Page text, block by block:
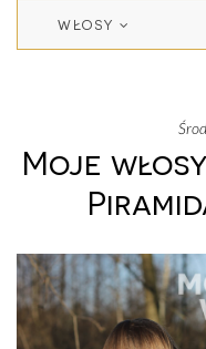
WŁOSY
Moje